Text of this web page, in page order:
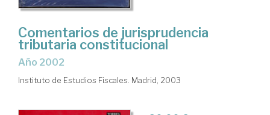
Comentarios de jurisprudencia
tributaria constitucional
año 2002
Instituto de Estudios Fiscales. Madrid, 2003